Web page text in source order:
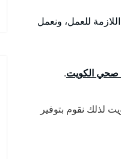
للعمل، ونعمل
صحي الكويت.
لذلك نقوم بتوفير